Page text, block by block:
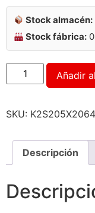
Stock almacén:
Stock fábrica:
Añadir
SKU:
Descripción